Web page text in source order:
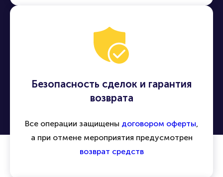
Безопасность сделок и гарантия
возврата
Все операции защищены договором оферты
а при отмене мероприятия предусмотрен
возврат средств